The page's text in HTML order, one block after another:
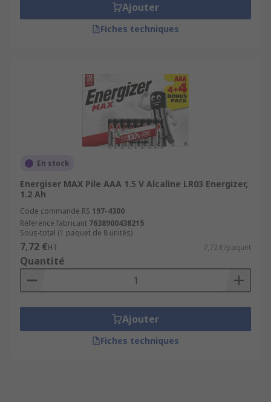
Ajouter
Fiches techniques
En stock
Energiser MAX Pile AAA 1.5 V Alcaline LR03 Energizer,
1.2 Ah
Code commande RS 197-4300
Référence fabricant 7638900438215
Sous-total (1 paquet de 8 unités)
7,72 €HT 7,72 €/paquet
Quantité
Ajouter
Fiches techniques